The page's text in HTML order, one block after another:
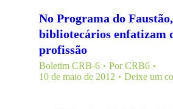
No Programa do Faustão,
bibliotecários enfatizam
profissão
Boletim CRB-6 PorCRB6
10 de maio de 2012
Deixe um